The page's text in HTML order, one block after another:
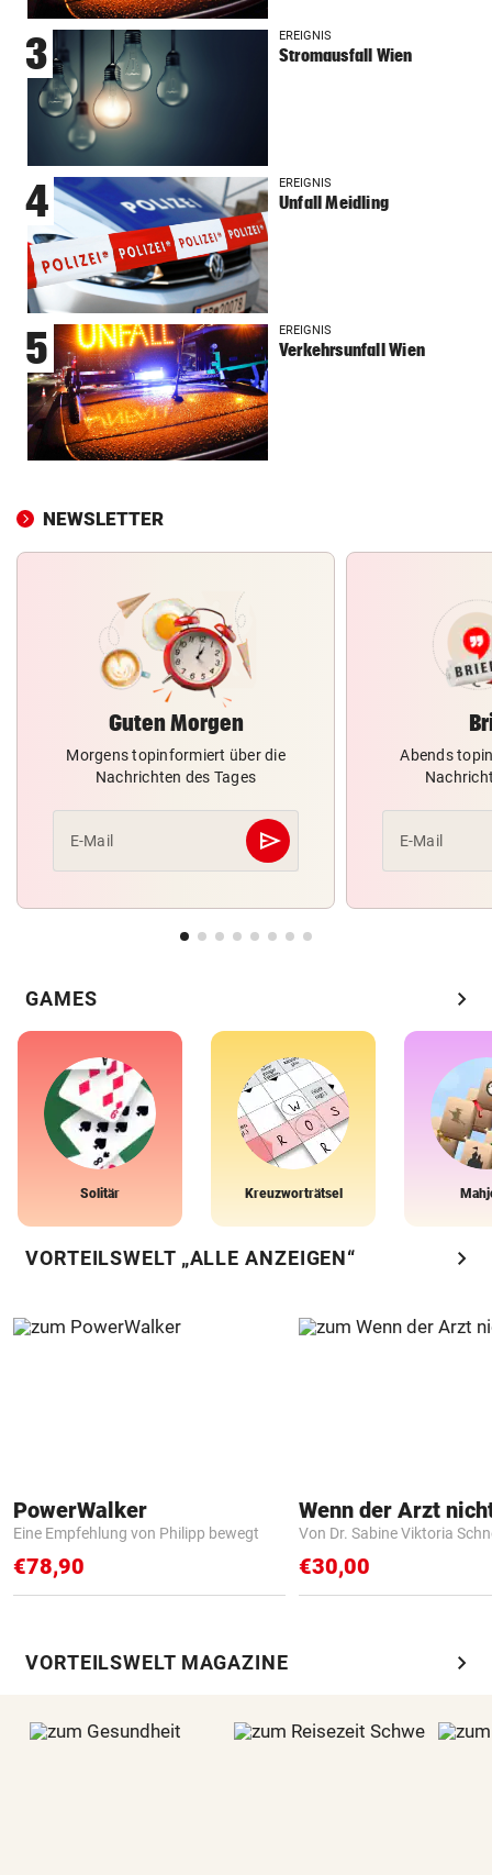
3 EREIGNIS
Stromausfall Wien
4 EREIGNIS
Unfall Meidling
5 EREIGNIS
Verkehrsunfall Wien
NEWSLETTER
Guten Morgen
Morgens topinformiert über die
Nachrichten des Tages
E-Mail send
Abschicken
Abends
E-Mail
GAMES chevron_right
Solitär Kreuzworträtsel
VORTEILSWELT „ALLE ANZEIGEN“ chevron_right
PowerWalker
Eine Empfehlung von Philipp bewegt
€78,90
Von Dr. Sabine Viktoria
€30,00
VORTEILSWELT MAGAZINE chevron_right